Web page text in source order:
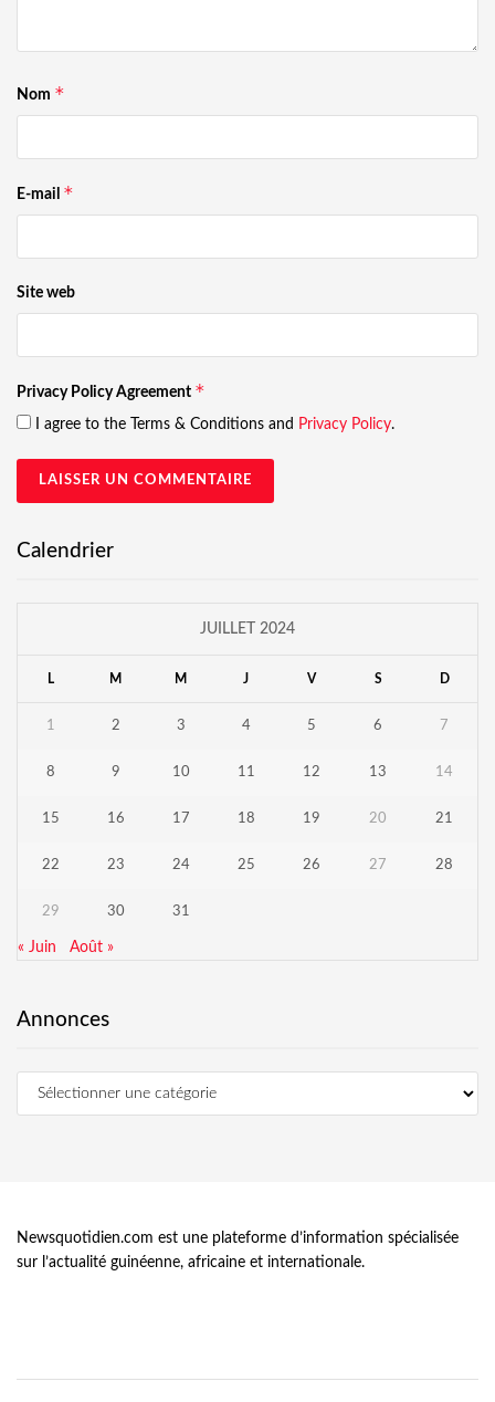
Nom *
E-mail *
Site web
Privacy Policy Agreement *
I agree to the Terms & Conditions and Privacy Policy.
Calendrier
JUILLET 2024
L M M J V S D
1 2 3 4 5 6 7
8 9 10 11 12 13 14
15 16 17 18 19 20 21
22 23 24 25 26 27 28
29 30 31
« Juin Août »
Annonces
Newsquotidien.com est une plateforme d’information spécialisée
sur l’actualité guinéenne, africaine et internationale.